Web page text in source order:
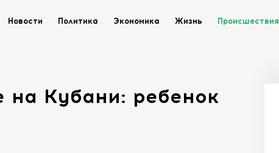
Новости Политика Экономика Жизнь Происшествия
на Кубани: ребенок